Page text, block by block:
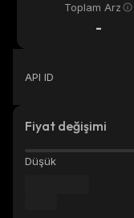
Toplam Arz
-
API ID
Fiyat değişimi
Düşük